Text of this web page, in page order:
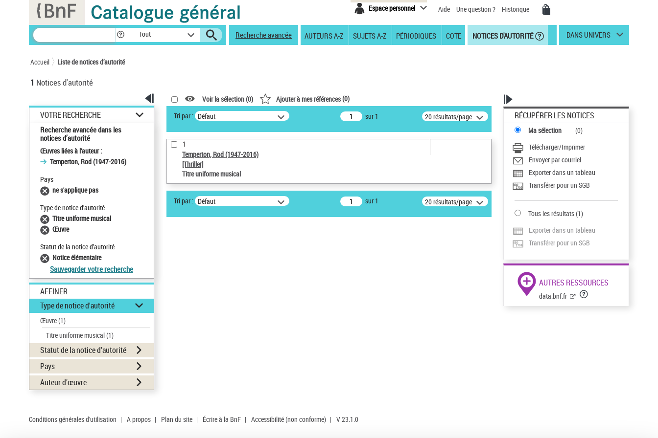
Espace personnel Aide Une question ? Historique
Tout Recherche avancée AUTEURS A-Z SUJETS A-Z PÉRIODIQUES COTE NOTICES D'AUTORITÉ DANS UNIVERS
Accueil Liste de notices d’autorité
1 Notices d'autorité
VOTRE RECHERCHE
Recherche avancée dans les
notices d’autorité
Œuvres liées à l'auteur :
Temperton, Rod (1947-2016)
Pays
ne s'applique pas
Type de notice d'autorité
Titre uniforme musical
Œuvre
Statut de la notice d’autorité
Notice élémentaire
Sauvegarder votre recherche
AFFINER
Type de notice d'autorité
Œuvre(1)
Titre uniforme musical(1)
Statut de la notice d’autorité
Pays
Auteur d’œuvre
Voir la sélection (0) Ajouter à mes références(0)
Tri par : Défaut sur 1 20 résultats/page
1
Temperton, Rod (1947-2016)
[Thriller]
Titre uniforme musical
Tri par : Défaut sur 1 20 résultats/page
RÉCUPÉRER LES NOTICES
Ma sélection (0)
Télécharger/Imprimer
Envoyer par courriel
Exporter dans un tableau
Transférer pour un SGB
Tous les résultats(1)
Exporter dans un tableau
Transférer pour un SGB
AUTRES RESSOURCES
data.bnf.fr
Conditions générales d'utilisation | A propos | Plan du site | Écrire à la BnF | Accessibilité (non conforme) | V 23.1.0
Panneau de gestion des cookies